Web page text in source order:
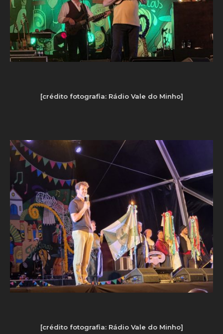
[crédito fotografia: Rádio Vale do Minho]
[crédito fotografia: Rádio Vale do Minho]